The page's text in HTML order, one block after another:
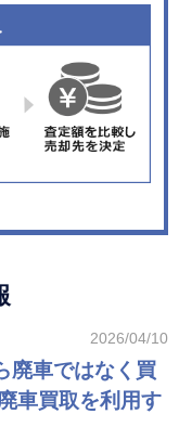
2026/04/10
廃車ではなく買
車買取を利用す